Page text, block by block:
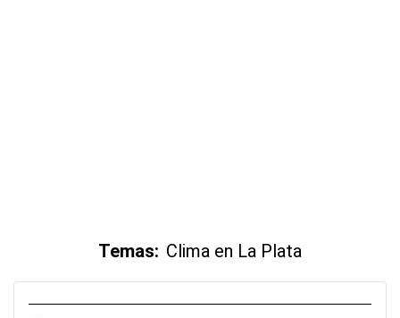
Temas: Clima en La Plata